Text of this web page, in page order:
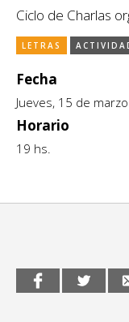
CCE en el
Espacio
Género y
Infantil y Juvenil
Sin categoría
Ciclo de Charlas
LETRAS
Fecha
Jueves, 15 de
Horario
19 hs.